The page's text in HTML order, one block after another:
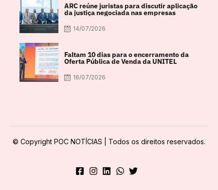
ARC reúne juristas para discutir aplicação
da justiça negociada nas empresas
14/07/2026
Faltam 10 dias para o encerramento da
Oferta Pública de Venda da UNITEL
16/07/2026
© Copyright POC NOTÍCIAS | Todos os direitos reservados.